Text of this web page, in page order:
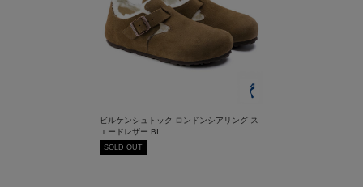
ビルケンシュトック ロンドンシアリング ス
エードレザー BI...
SOLD OUT